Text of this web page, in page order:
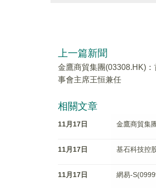
上一篇新聞
金鷹商貿集團(03308.HK)
事會主席王恒兼任
相關文章
11月17日 金鷹商貿集
11月17日 基石科技控
11月17日 網易-